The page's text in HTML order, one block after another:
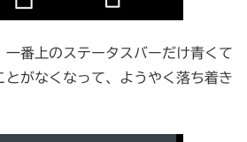
一番上のステータスバーだけ青くて
とがなくなって、ようやく落ち着き